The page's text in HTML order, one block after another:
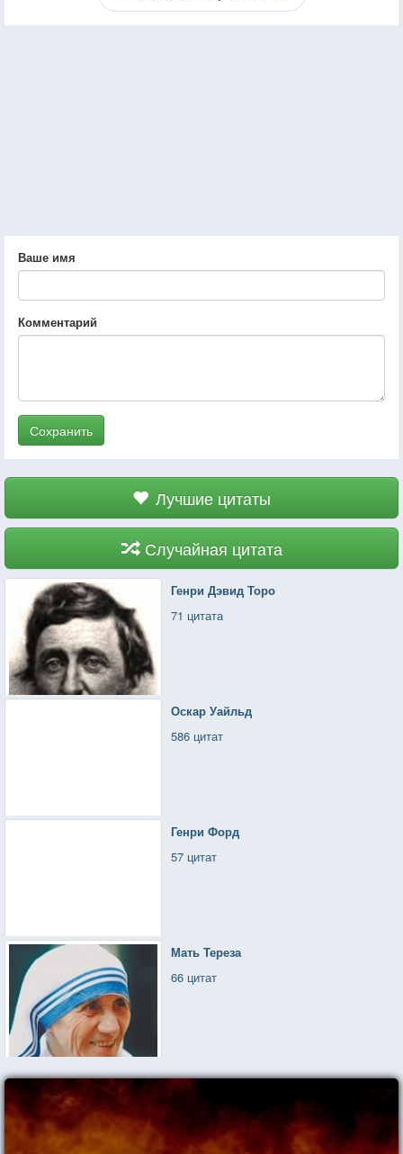
Ваше имя
Комментарий
Сохранить
Лучшие цитаты
Случайная цитата
Генри Дэвид Торо
71 цитата
Оскар Уайльд
586 цитат
Генри Форд
57 цитат
Мать Тереза
66 цитат